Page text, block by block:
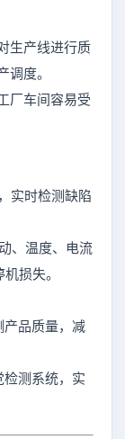
生产线进行质
度。
厂车间容易受
，实时检测缺陷
、温度、电流
损失。
产品质量，减
检测系统，实